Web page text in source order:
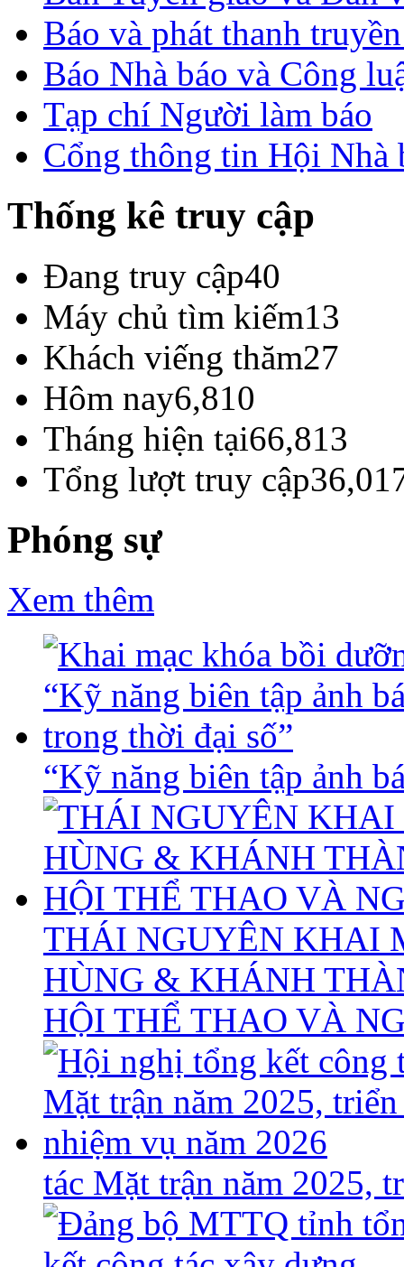
Báo và phát thanh
Báo Nhà báo và Công
Tạp chí Người làm báo
Cổng thông tin Hội Nhà
Thống kê truy cập
Đang truy cập40
Máy chủ tìm kiếm13
Khách viếng thăm27
Hôm nay6,810
Tháng hiện tại66,813
Tổng lượt truy cập
Phóng sự
Xem thêm
“Kỹ năng biên tập ảnh
THÁI NGUYÊN KHAI
HÙNG & KHÁNH
HỘI THỂ THAO VÀ
tác Mặt trận năm 2025,